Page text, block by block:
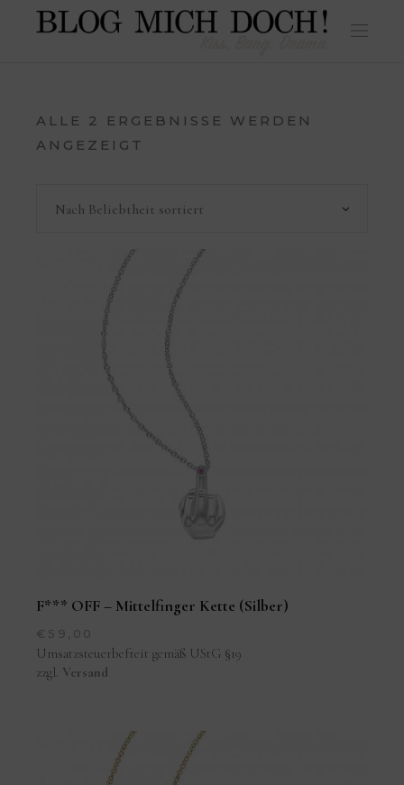
ALLE 2 ERGEBNISSE WERDEN
ANGEZEIGT
Nach Beliebtheit sortiert
F*** OFF – Mittelfinger Kette (Silber)
€ 59,00
Umsatzsteuerbefreit gemäß UStG §19
zzgl. Versand